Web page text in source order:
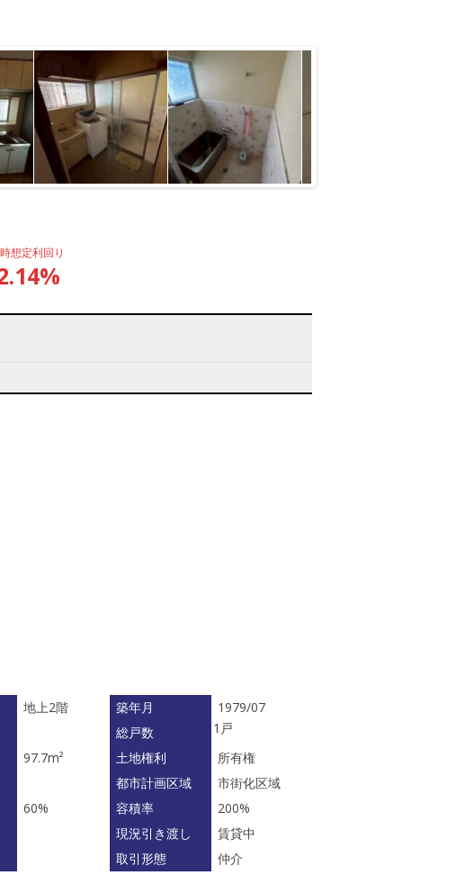
想定利回り
地上2階 築年月
1979/07
総戸数
1戸
97.7m² 土地権利
所有権
都市計画区域
市街化区域
60% 容積率
200%
現況引き渡し
賃貸中
取引形態 仲介